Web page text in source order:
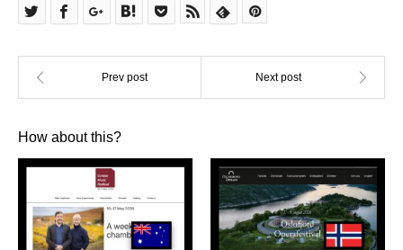
How about this?